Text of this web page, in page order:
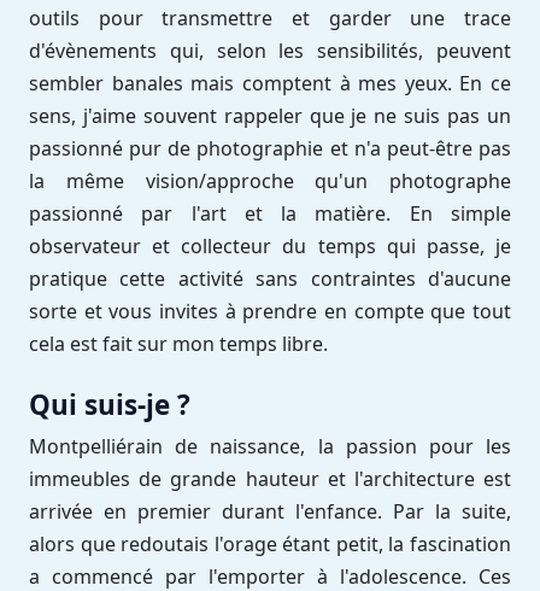
outils pour transmettre et garder une trace
d'évènements qui, selon les sensibilités, peuvent
sembler banales mais comptent à mes yeux. En ce
sens, j'aime souvent rappeler que je ne suis pas un
passionné pur de photographie et n'a peut-être pas
la même vision/approche qu'un photographe
passionné par l'art et la matière. En simple
observateur et collecteur du temps qui passe, je
pratique cette activité sans contraintes d'aucune
sorte et vous invites à prendre en compte que tout
cela est fait sur mon temps libre.
Qui suis-je ?
Montpelliérain de naissance, la passion pour les
immeubles de grande hauteur et l'architecture est
arrivée en premier durant l'enfance. Par la suite,
alors que redoutais l'orage étant petit, la fascination
a commencé par l'emporter à l'adolescence. Ces